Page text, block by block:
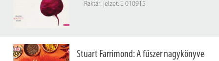
Raktári jelzet: E 010915
Stuart Farrimond: A fűszer nagykönyve